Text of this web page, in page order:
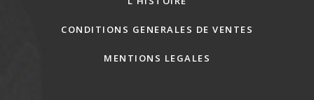
CONDITIONS GENERALES DE VENTES
MENTIONS LEGALES